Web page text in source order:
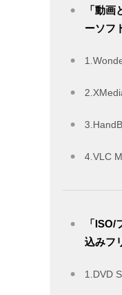
「動
ーソフ
4.VLC
「
込みフ
1.DVD